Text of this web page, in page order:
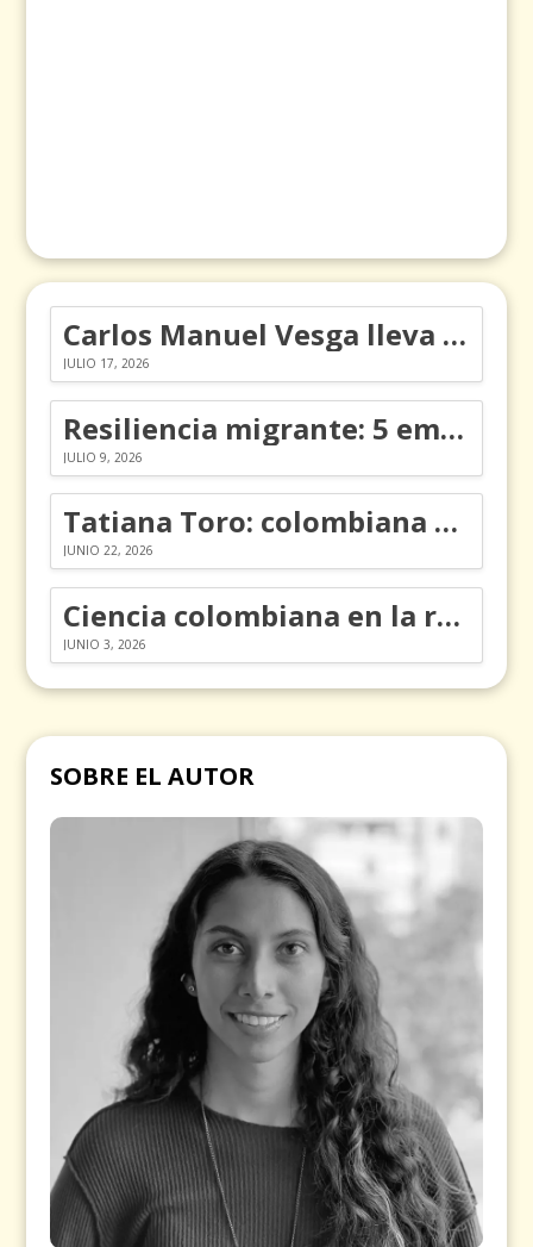
Carlos Manuel Vesga lleva el nombre de Colombia a los Emmy
JULIO 17, 2026
Resiliencia migrante: 5 emociones y cómo gestionarlas
JULIO 9, 2026
Tatiana Toro: colombiana que cambió la historia de las matemáticas
JUNIO 22, 2026
Ciencia colombiana en la revolución de los órganos en chips
JUNIO 3, 2026
SOBRE EL AUTOR